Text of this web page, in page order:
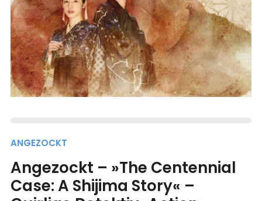
ANGEZOCKT
Angezockt – »The Centennial
Case: A Shijima Story« –